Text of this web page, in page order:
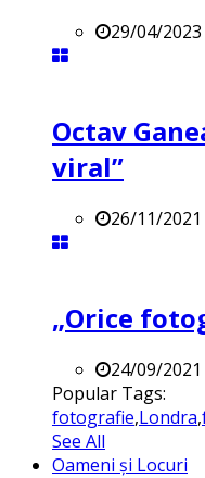
29/04/2023
Octav
viral”
26/11/2021
„Orice
24/09/2021
Popular Tags:
fotografie,Londra,
See All
Oameni și Locuri